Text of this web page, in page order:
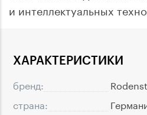
и интеллектуальных
ХАРАКТЕРИСТИКИ
бренд:
страна: